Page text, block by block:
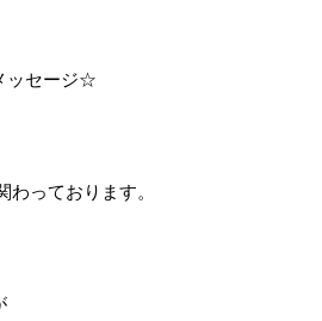
ッセージ☆
っております。